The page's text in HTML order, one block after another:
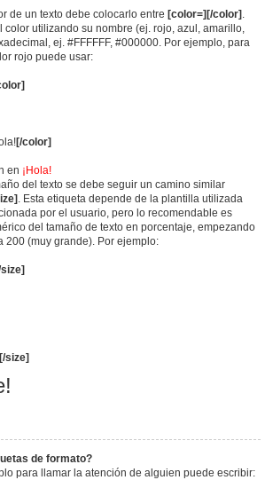
de un texto debe colocarlo entre [color=][/color] .
color utilizando su nombre (ej. rojo, azul, amarillo,
ej. #FFFFFF, #000000. Por ejemplo, para
rojo puede usar:
[/color]
en ¡Hola!
del texto se debe seguir un camino similar
. Esta etiqueta depende de la plantilla utilizada
por el usuario, pero lo recomendable es
del tamaño de texto en porcentaje, empezando
200 (muy grande). Por ejemplo:
size]
[/size]
de formato?
para llamar la atención de alguien puede escribir: